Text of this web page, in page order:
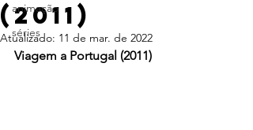
animação
séries
(2011)
Atualizado: 11 de mar. de 2022
Viagem a Portugal (2011)